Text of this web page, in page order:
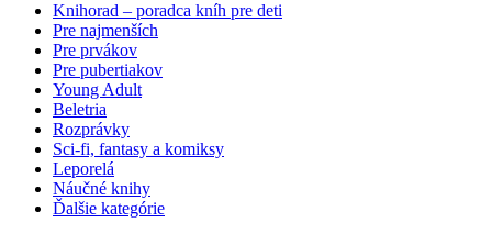
Knihorad – poradca kníh pre deti
Pre najmenších
Pre prvákov
Pre pubertiakov
Young Adult
Beletria
Rozprávky
Sci-fi, fantasy a komiksy
Leporelá
Náučné knihy
Ďalšie kategórie